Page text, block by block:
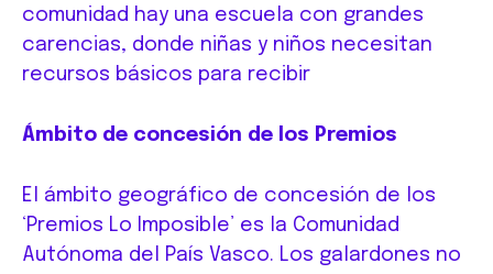
comunidad hay una escuela con grandes
carencias, donde niñas y niños necesitan
recursos básicos para recibir
Ámbito de concesión de los Premios
El ámbito geográfico de concesión de los
‘Premios Lo Imposible’ es la Comunidad
Autónoma del País Vasco. Los galardones no